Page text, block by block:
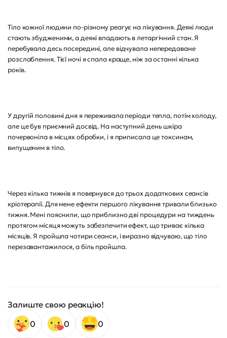
Тіло кожної людини по-різному реагує на лікування. Деякі люди
стають збудженими, а деякі впадають в летаргічний стан. Я
перебувала десь посередині, але відчувала непередаване
розслаблення. Тієї ночі я спала краще, ніж за останні кілька
років.
У другій половині дня я переживала періоди тепла, потім холоду,
але це був приємний досвід. На наступний день шкіра
почервоніла в місцях обробки, і я приписала це токсинам,
випущеним в тіло.
Через кілька тижнів я повернувся до трьох додаткових сеансів
кріотерапії. Для мене ефекти першого лікування тривали близько
тижня. Мені пояснили, що приблизно дві процедури на тиждень
протягом місяця можуть забезпечити ефект, що триває кілька
місяців. Я пройшла чотири сеанси, і виразно відчуваю, що тіло
перезавантажилося, а біль пройшла.
Залиште свою реакцію!
0
0
0